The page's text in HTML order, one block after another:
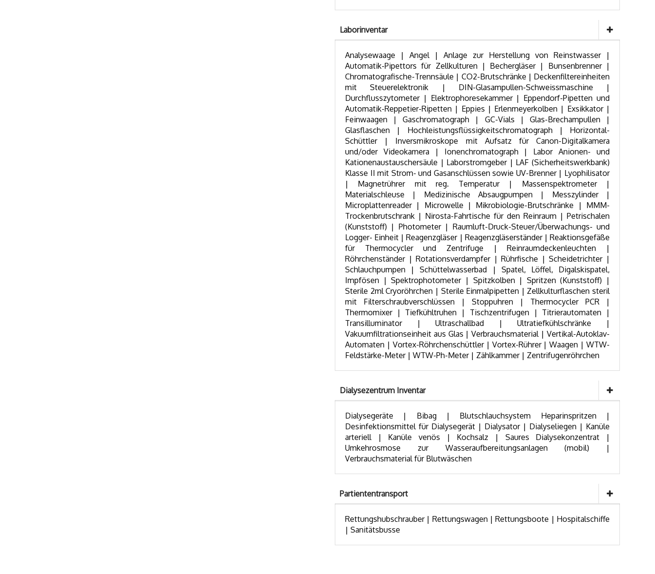
Laborinventar
Analysewaage | Angel | Anlage zur Herstellung von Reinstwasser |
Automatik-Pipettors für Zellkulturen | Bechergläser | Bunsenbrenner |
Chromatografische-Trennsäule | CO2-Brutschränke | Deckenfiltereinheiten
mit Steuerelektronik | DIN-Glasampullen-Schweissmaschine |
Durchflusszytometer | Elektrophoresekammer | Eppendorf-Pipetten und
Automatik-Reppetier-Ripetten | Eppies | Erlenmeyerkolben | Exsikkator |
Feinwaagen | Gaschromatograph | GC-Vials | Glas-Brechampullen |
Glasflaschen | Hochleistungsflüssigkeitschromatograph | Horizontal-
Schüttler | Inversmikroskope mit Aufsatz für Canon-Digitalkamera
und/oder Videokamera | Ionenchromatograph | Labor Anionen- und
Kationenaustauschersäule | Laborstromgeber | LAF (Sicherheitswerkbank)
Klasse II mit Strom- und Gasanschlüssen sowie UV-Brenner | Lyophilisator
| Magnetrührer mit reg. Temperatur | Massenspektrometer |
Materialschleuse | Medizinische Absaugpumpen | Messzylinder |
Microplattenreader | Microwelle | Mikrobiologie-Brutschränke | MMM-
Trockenbrutschrank | Nirosta-Fahrtische für den Reinraum | Petrischalen
(Kunststoff) | Photometer | Raumluft-Druck-Steuer/Überwachungs- und
Logger- Einheit | Reagenzgläser | Reagenzgläserständer | Reaktionsgefäße
für Thermocycler und Zentrifuge | Reinraumdeckenleuchten |
Röhrchenständer | Rotationsverdampfer | Rührfische | Scheidetrichter |
Schlauchpumpen | Schüttelwasserbad | Spatel, Löffel, Digalskispatel,
Impfösen | Spektrophotometer | Spitzkolben | Spritzen (Kunststoff) |
Sterile 2ml Cryoröhrchen | Sterile Einmalpipetten | Zellkulturflaschen steril
mit Filterschraubverschlüssen | Stoppuhren | Thermocycler PCR |
Thermomixer | Tiefkühltruhen | Tischzentrifugen | Titrierautomaten |
Transilluminator | Ultraschallbad | Ultratiefkühlschränke |
Vakuumfiltrationseinheit aus Glas | Verbrauchsmaterial | Vertikal-Autoklav-
Automaten | Vortex-Röhrchenschüttler | Vortex-Rührer | Waagen | WTW-
Feldstärke-Meter | WTW-Ph-Meter | Zählkammer | Zentrifugenröhrchen
Dialysezentrum Inventar
Dialysegeräte | Bibag | Blutschlauchsystem Heparinspritzen |
Desinfektionsmittel für Dialysegerät | Dialysator | Dialyseliegen | Kanüle
arteriell | Kanüle venös | Kochsalz | Saures Dialysekonzentrat |
Umkehrosmose zur Wasseraufbereitungsanlagen (mobil) |
Verbrauchsmaterial für Blutwäschen
Partiententransport
Rettungshubschrauber | Rettungswagen | Rettungsboote | Hospitalschiffe
| Sanitätsbusse